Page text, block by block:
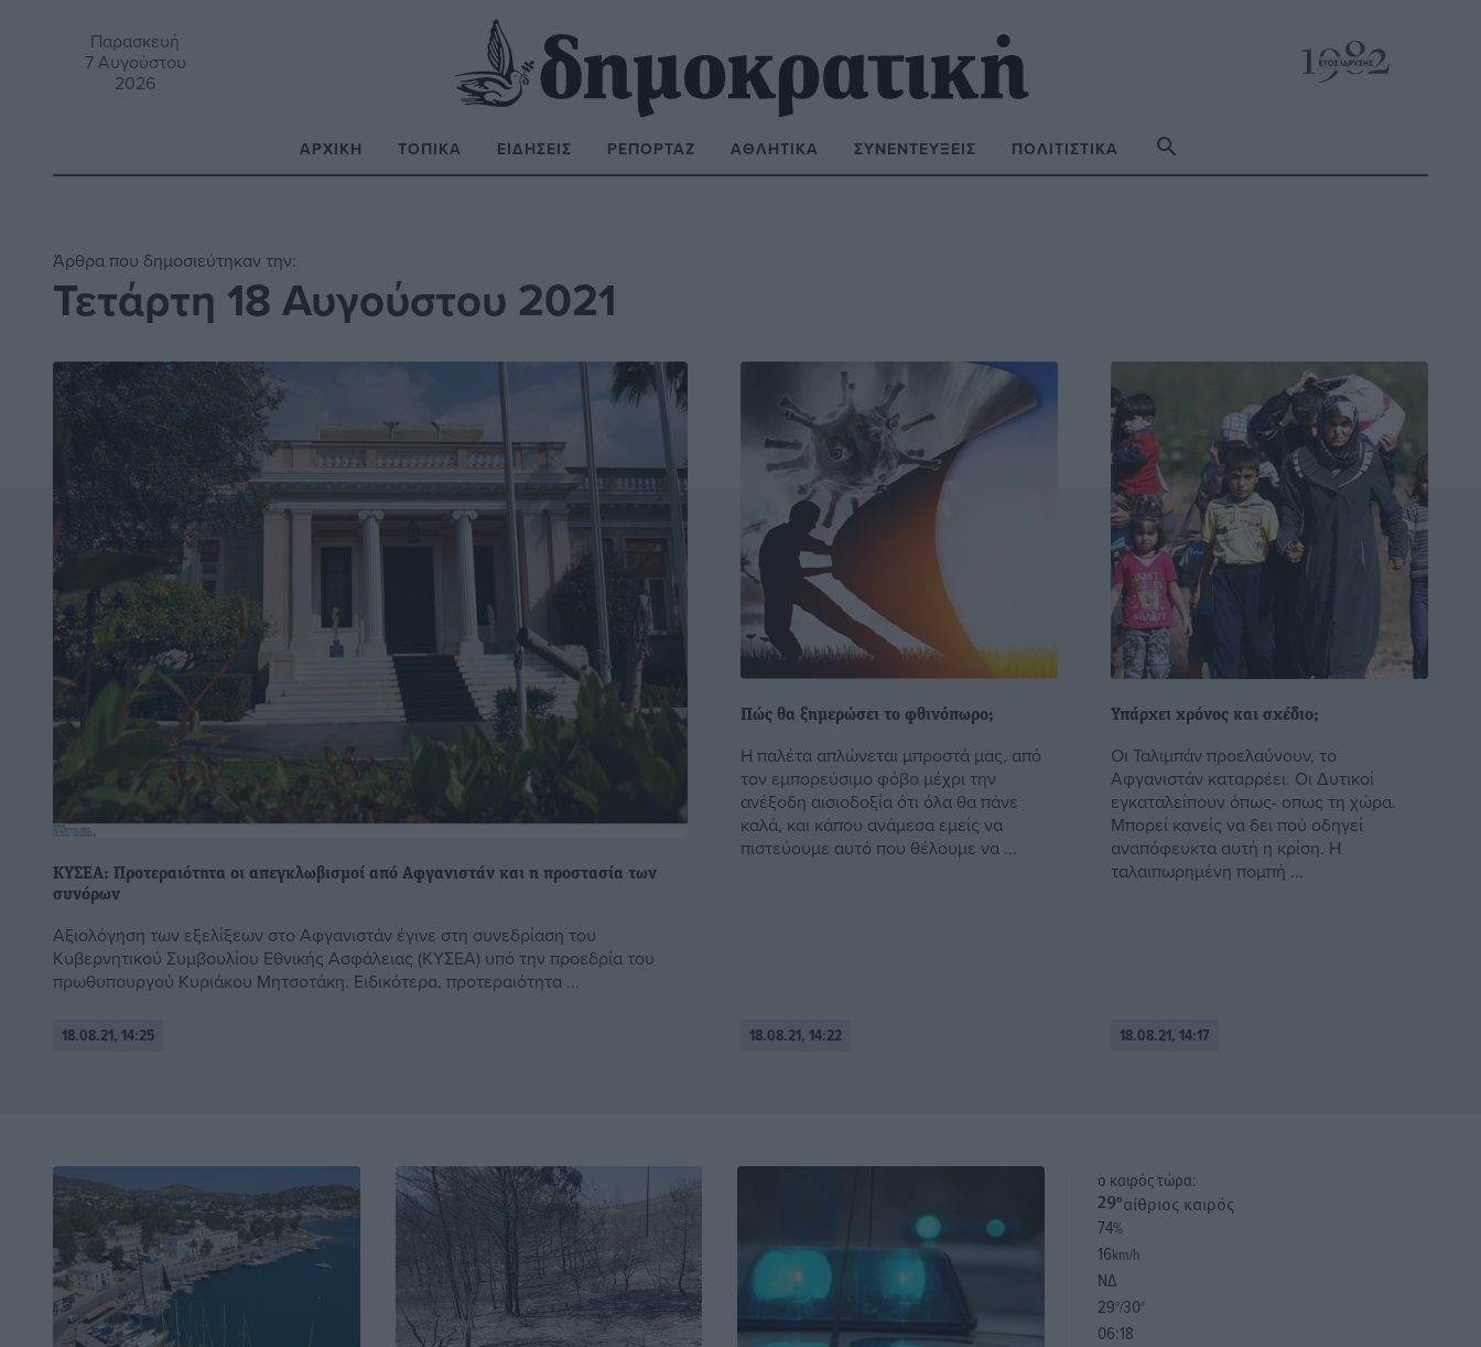
Παρασκευή
7 Αυγούστου
2026
ΑΡΧΙΚΉ ΤΟΠΙΚΆ ΕΙΔΉΣΕΙΣ ΡΕΠΟΡΤΆΖ ΑΘΛΗΤΙΚΆ ΣΥΝΕΝΤΕΎΞΕΙΣ ΠΟΛΙΤΙΣΤΙΚΆ
Άρθρα που δημοσιεύτηκαν την:
Τετάρτη 18 Αυγούστου 2021
ΚΥΣΕΑ: Προτεραιότητα οι απεγκλωβισμοί από Αφγανιστάν και η προστασία των
συνόρων
Αξιολόγηση των εξελίξεων στο Αφγανιστάν έγινε στη συνεδρίαση του
Κυβερνητικού Συμβουλίου Εθνικής Ασφάλειας (ΚΥΣΕΑ) υπό την προεδρία του
πρωθυπουργού Κυριάκου Μητσοτάκη. Ειδικότερα, προτεραιότητα ...
18.08.21, 14:25
Πώς θα ξημερώσει το φθινόπωρο;
Η παλέτα απλώνεται μπροστά μας, από
τον εμπορεύσιμο φόβο μέχρι την
ανέξοδη αισιοδοξία ότι όλα θα πάνε
καλά, και κάπου ανάμεσα εμείς να
πιστεύουμε αυτό που θέλουμε να ...
18.08.21, 14:22
Υπάρχει χρόνος και σχέδιο;
Οι Ταλιμπάν προελαύνουν, το
Αφγανιστάν καταρρέει. Οι Δυτικοί
εγκαταλείπουν όπως- οπως τη χώρα.
Μπορεί κανείς να δει πού οδηγεί
αναπόφευκτα αυτή η κρίση. Η
ταλαιπωρημένη πομπή ...
18.08.21, 14:17
o καιρός τώρα:
29°αίθριος καιρός
74%
16km/h
ΝΔ
29°/30°
06:18